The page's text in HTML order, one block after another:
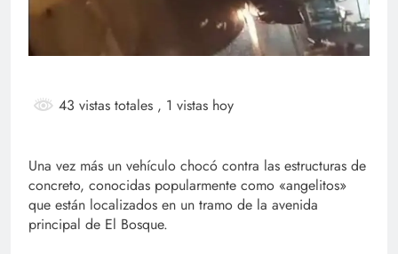
43 vistas totales , 1 vistas hoy
Una vez más un vehículo chocó contra las estructuras de
concreto, conocidas popularmente como «angelitos»
que están localizados en un tramo de la avenida
principal de El Bosque.